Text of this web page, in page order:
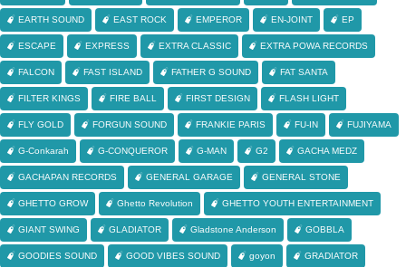
EARTH SOUND EAST ROCK EMPEROR EN-JOINT EP
ESCAPE EXPRESS EXTRA CLASSIC EXTRA POWA RECORDS
FALCON FAST ISLAND FATHER G SOUND FAT SANTA
FILTER KINGS FIRE BALL FIRST DESIGN FLASH LIGHT
FLY GOLD FORGUN SOUND FRANKIE PARIS FU-IN FUJIYAMA
G-Conkarah G-CONQUEROR G-MAN G2 GACHA MEDZ
GACHAPAN RECORDS GENERAL GARAGE GENERAL STONE
GHETTO GROW Ghetto Revolution GHETTO YOUTH ENTERTAINMENT
GIANT SWING GLADIATOR Gladstone Anderson GOBBLA
GOODIES SOUND GOOD VIBES SOUND goyon GRADIATOR